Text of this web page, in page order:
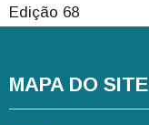
Edição 68
MAPA DO SITE